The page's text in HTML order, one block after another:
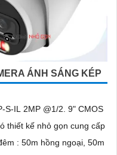
ÁNH SÁNG KÉP
CMOS
thiết kế nhỏ gọn cung cấp
: 50m hồng ngoại, 50m